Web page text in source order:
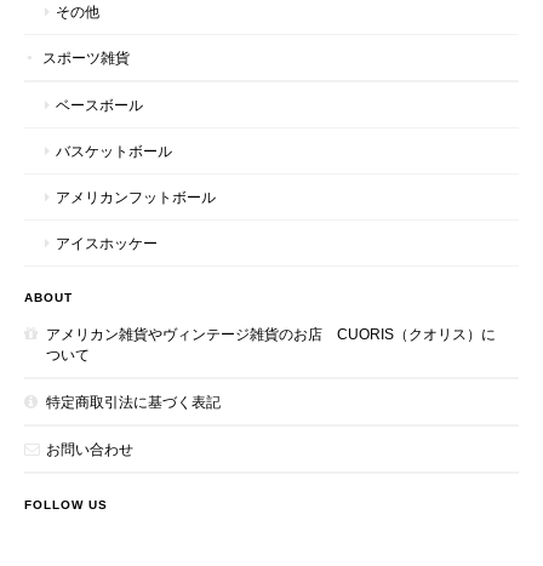
その他
スポーツ雑貨
ベースボール
バスケットボール
アメリカンフットボール
アイスホッケー
ABOUT
アメリカン雑貨やヴィンテージ雑貨のお店 CUORIS（クオリス）に
ついて
特定商取引法に基づく表記
お問い合わせ
FOLLOW US